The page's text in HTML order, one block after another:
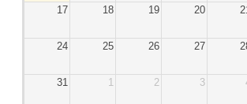
17 18 19 20
24 25 26 27
31 1 2 3